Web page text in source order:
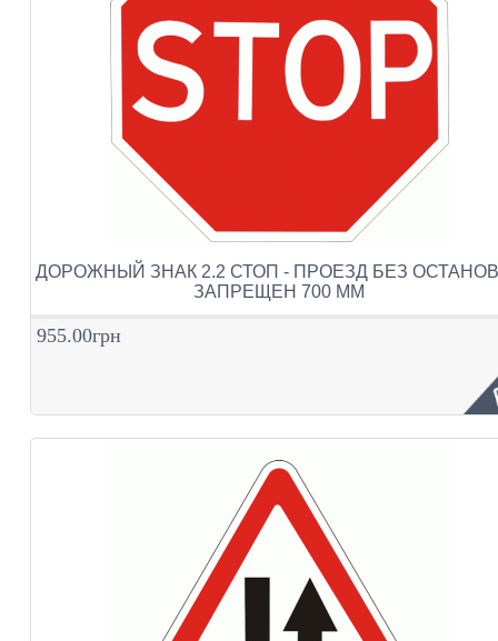
ДОРОЖНЫЙ ЗНАК 2.2 СТОП - ПРОЕЗД БЕЗ
ЗАПРЕЩЕН 700 ММ
955.00грн